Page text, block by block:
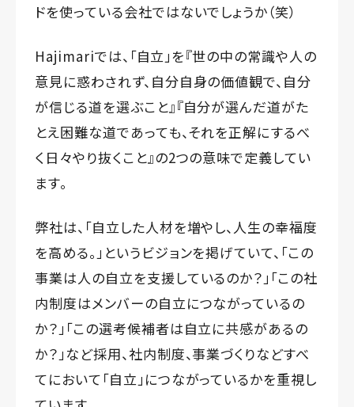
ドを使っている会社ではないでしょうか（笑）
Hajimariでは、「自立」を『世の中の常識や人の
意見に惑わされず、自分自身の価値観で、自分
が信じる道を選ぶこと』『自分が選んだ道がた
とえ困難な道であっても、それを正解にするべ
く日々やり抜くこと』の2つの意味で定義してい
ます。
弊社は、「自立した人材を増やし、人生の幸福度
を高める。」というビジョンを掲げていて、「この
事業は人の自立を支援しているのか？」「この社
内制度はメンバーの自立につながっているの
か？」「この選考候補者は自立に共感があるの
か？」など採用、社内制度、事業づくりなどすべ
てにおいて「自立」につながっているかを重視し